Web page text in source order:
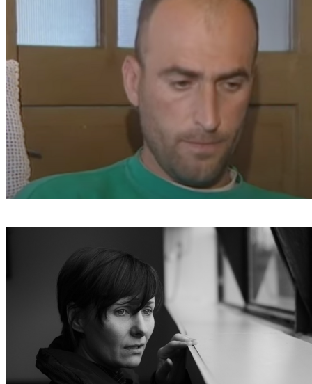
(VIDEO)
Die dunkle Seite des Bosnienkriegs:
Das Leid der Frauen im
Gefangenenlager Omarska